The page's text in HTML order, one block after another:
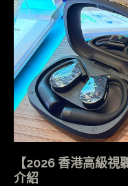
【2026 香港高級
介紹